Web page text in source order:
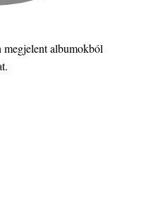
megjelent albumokból